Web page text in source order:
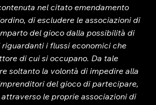
nel citato emendamento
di escludere le associazioni di
del gioco dalla possibilità di
i flussi economici che
di cui si occupano. Da tale
soltanto la volontà di impedire alla
del gioco di partecipare,
le proprie associazioni di